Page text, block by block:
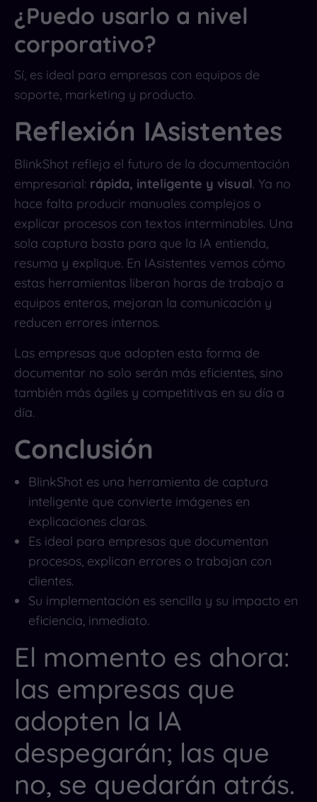
¿Puedo usarlo a nivel
corporativo?
Sí, es ideal para empresas con equipos de
soporte, marketing y producto.
Reflexión IAsistentes
BlinkShot refleja el futuro de la documentación
empresarial: rápida, inteligente y visual. Ya no
hace falta producir manuales complejos o
explicar procesos con textos interminables. Una
sola captura basta para que la IA entienda,
resuma y explique. En IAsistentes vemos cómo
estas herramientas liberan horas de trabajo a
equipos enteros, mejoran la comunicación y
reducen errores internos.
Las empresas que adopten esta forma de
documentar no solo serán más eficientes, sino
también más ágiles y competitivas en su día a
día.
Conclusión
BlinkShot es una herramienta de captura
inteligente que convierte imágenes en
explicaciones claras.
Es ideal para empresas que documentan
procesos, explican errores o trabajan con
clientes.
Su implementación es sencilla y su impacto en
eficiencia, inmediato.
El momento es ahora:
las empresas que
adopten la IA
despegarán; las que
no, se quedarán atrás.